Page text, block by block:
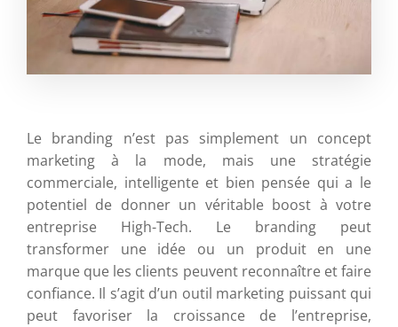
Le branding n’est pas simplement un concept
marketing à la mode, mais une stratégie
commerciale, intelligente et bien pensée qui a le
potentiel de donner un véritable boost à votre
entreprise High-Tech. Le branding peut
transformer une idée ou un produit en une
marque que les clients peuvent reconnaître et faire
confiance. Il s’agit d’un outil marketing puissant qui
peut favoriser la croissance de l’entreprise,